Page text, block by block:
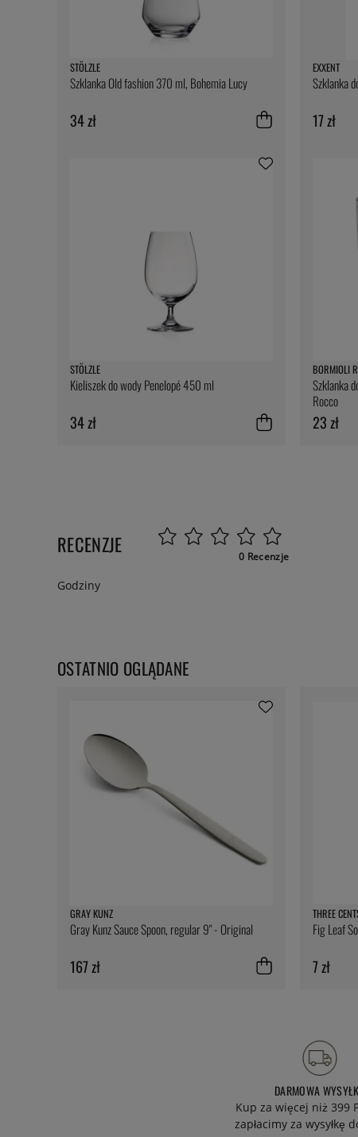
STÖLZLE
Szklanka Old fashion 370 ml, Bohemia Lucy
34 zł
EXXENT
Szklanka
17 zł
STÖLZLE
Kieliszek do wody Penelopé 450 ml
34 zł
BORMIOLI
Szklanka
Rocco
23 zł
RECENZJE 0 Recenzje
Godziny
OSTATNIO OGLĄDANE
GRAY KUNZ
Gray Kunz Sauce Spoon, regular 9" - Original
167 zł
THREE
Fig Leaf
7 zł
DARMOWA
Kup za więcej niż 399
zapłacimy za wysyłkę